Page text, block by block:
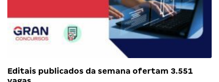
Editais publicados da semana ofertam 3.551